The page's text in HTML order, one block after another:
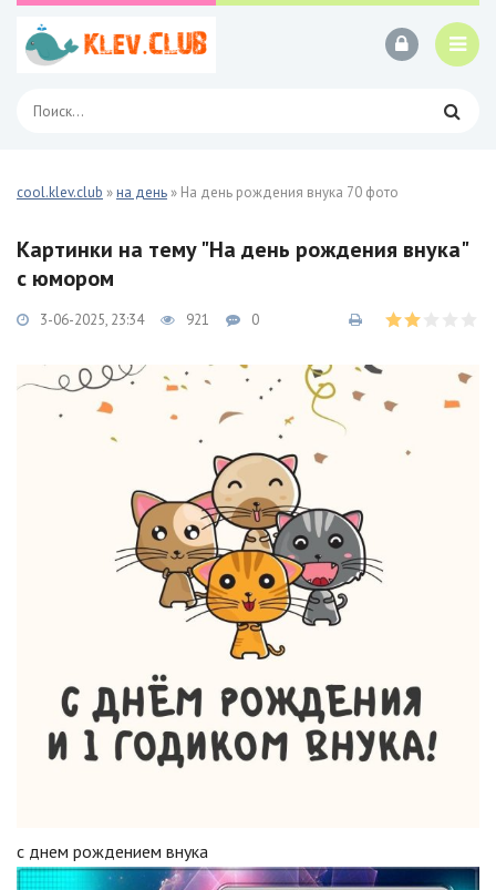
cool.klev.club »на день » На день рождения внука 70 фото
Картинки на тему "На день рождения внука"
с юмором
3-06-2025, 23:34 921 0
с днем рождением внука